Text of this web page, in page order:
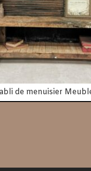
de menuisier